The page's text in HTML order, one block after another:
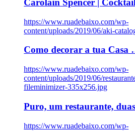
Carolain Spencer |
https://www.ruadebaixo.com/wp-
content/uploads/2019/06/aki-
Como decorar a tua Casa
https://www.ruadebaixo.com/wp-
content/uploads/2019/06/
fileminimizer-335x256.jpg
Puro, um restaurante,
https://www.ruadebaixo.com/wp-